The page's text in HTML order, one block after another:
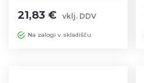
21,83 € vklj. DDV
Na zalogi v skladišču